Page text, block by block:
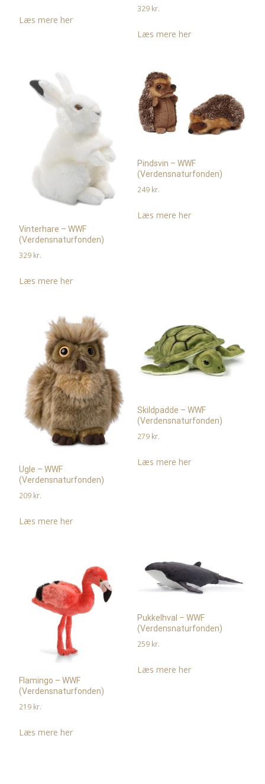
Læs mere her
329 kr.
Læs mere her
Vinterhare – WWF
(Verdensnaturfonden)
329 kr.
Læs mere her
Pindsvin – WWF
(Verdensnaturfonden)
249 kr.
Læs mere her
Ugle – WWF
(Verdensnaturfonden)
209 kr.
Læs mere her
Skildpadde – WWF
(Verdensnaturfonden)
279 kr.
Læs mere her
Flamingo – WWF
(Verdensnaturfonden)
219 kr.
Læs mere her
Pukkelhval – WWF
(Verdensnaturfonden)
259 kr.
Læs mere her